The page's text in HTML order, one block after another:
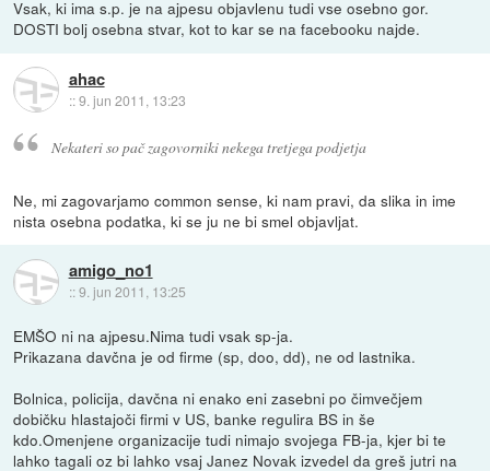
Vsak, ki ima s.p. je na ajpesu objavlenu tudi vse osebno gor.
DOSTI bolj osebna stvar, kot to kar se na facebooku najde.
ahac
::9. jun 2011, 13:23
Nekateri so pač zagovorniki nekega tretjega podjetja
Ne, mi zagovarjamo common sense, ki nam pravi, da slika in ime
nista osebna podatka, ki se ju ne bi smel objavljat.
amigo_no1
::9. jun 2011, 13:25
EMŠO ni na ajpesu.Nima tudi vsak sp-ja.
Prikazana davčna je od firme (sp, doo, dd), ne od lastnika.
Bolnica, policija, davčna ni enako eni zasebni po čimvečjem
dobičku hlastajoči firmi v US, banke regulira BS in še
kdo.Omenjene organizacije tudi nimajo svojega FB-ja, kjer bi te
lahko tagali oz bi lahko vsaj Janez Novak izvedel da greš jutri na